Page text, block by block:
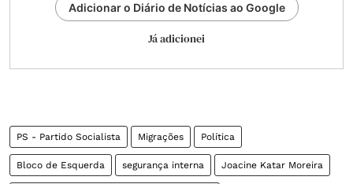
Adicionar o Diário de Notícias ao Google
Já adicionei
PS - Partido Socialista Migrações Política
Bloco de Esquerda segurança interna Joacine Katar Moreira